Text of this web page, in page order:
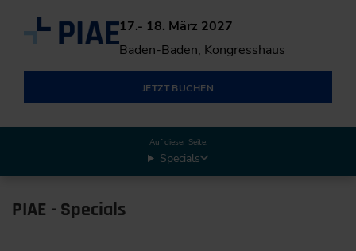
17.- 18. März 2027
Baden-Baden, Kongresshaus
JETZT BUCHEN
Auf dieser Seite:
Specials
PIAE - Specials